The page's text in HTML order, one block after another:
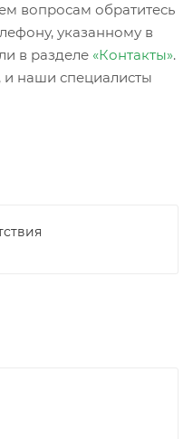
вопросам обратитесь
указанному в
в разделе «Контакты».
и наши специалисты